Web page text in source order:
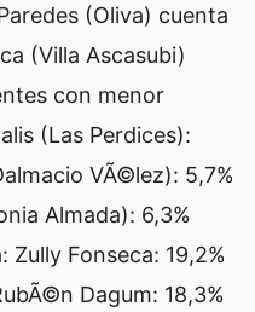
(Oliva) cuenta
(Villa Ascasubi)
con menor
(Las Perdices):
VÃ©lez): 5,7%
Almada): 6,3%
Zully Fonseca: 19,2%
Dagum: 18,3%